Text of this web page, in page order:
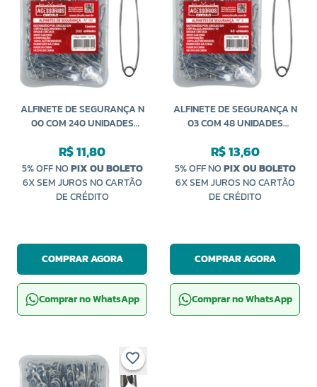
ALFINETE DE SEGURANÇA N
00 COM 240 UNIDADES
R$ 11,80
5% OFF NOPIX OU BOLETO
6X SEM JUROS NO CARTÃO
DE CRÉDITO
COMPRAR AGORA
Comprar no WhatsApp
ALFINETE DE SEGURANÇA N
03 COM 48 UNIDADES
R$ 13,60
5% OFF NOPIX OU BOLETO
6X SEM JUROS NO CARTÃO
DE CRÉDITO
COMPRAR AGORA
Comprar no WhatsApp